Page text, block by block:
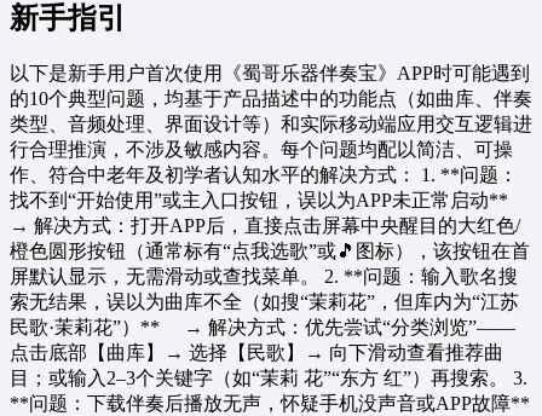
新手指引
以下是新手用户首次使用《蜀哥乐器伴奏宝》APP时可能遇到
的10个典型问题，均基于产品描述中的功能点（如曲库、伴奏
类型、音频处理、界面设计等）和实际移动端应用交互逻辑进
行合理推演，不涉及敏感内容。每个问题均配以简洁、可操
作、符合中老年及初学者认知水平的解决方式： 1. **问题：
找不到“开始使用”或主入口按钮，误以为APP未正常启动**
→ 解决方式：打开APP后，直接点击屏幕中央醒目的大红色/
橙色圆形按钮（通常标有“点我选歌”或🎵图标），该按钮在首
屏默认显示，无需滑动或查找菜单。 2. **问题：输入歌名搜
索无结果，误以为曲库不全（如搜“茉莉花”，但库内为“江苏
民歌·茉莉花”）** → 解决方式：优先尝试“分类浏览”——
点击底部【曲库】→ 选择【民歌】→ 向下滑动查看推荐曲
目；或输入2–3个关键字（如“茉莉 花”“东方 红”）再搜索。 3.
**问题：下载伴奏后播放无声，怀疑手机没声音或APP故障**